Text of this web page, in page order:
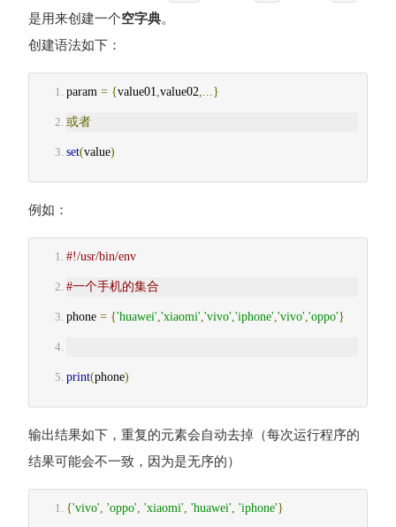
是用来创建一个空字典。
创建语法如下：
param = {value01,value02,...}
或者
set(value)
例如：
#!/usr/bin/env
#一个手机的集合
phone = {'huawei','xiaomi','vivo','iphone','vivo','oppo'}
print(phone)
输出结果如下，重复的元素会自动去掉（每次运行程序的
结果可能会不一致，因为是无序的）
{'vivo', 'oppo', 'xiaomi', 'huawei', 'iphone'}